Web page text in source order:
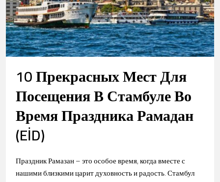
10 Прекрасных Мест Для
Посещения В Стамбуле Во
Время Праздника Рамадан
(EİD)
Праздник Рамазан – это особое время, когда вместе с
нашими близкими царит духовность и радость. Стамбул